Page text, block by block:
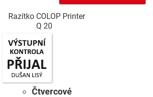
Razítko COLOP Printer
Q 20
Čtvercové